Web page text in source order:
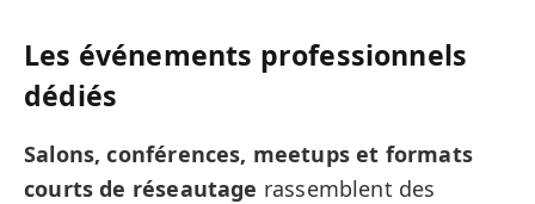
Les événements professionnels
dédiés
Salons, conférences, meetups et formats
courts de réseautage rassemblent des